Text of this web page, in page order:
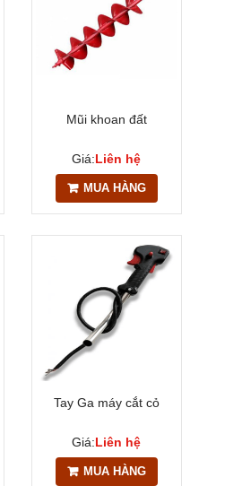
Mũi khoan đất
Giá:Liên hệ
MUA HÀNG
Tay Ga máy cắt cỏ
Giá:Liên hệ
MUA HÀNG